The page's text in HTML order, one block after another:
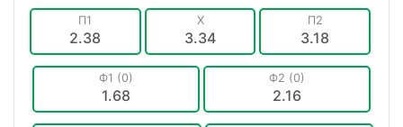
П1
2.38
X
3.34
П2
3.18
Ф1 (0)
1.68
Ф2 (0)
2.16